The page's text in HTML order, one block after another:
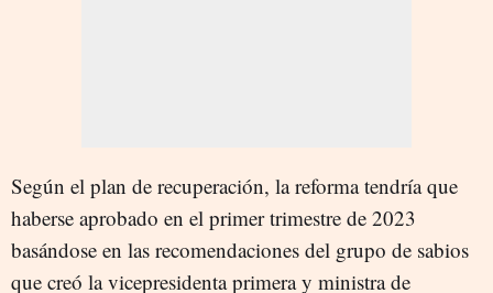
Según el plan de recuperación, la reforma tendría que
haberse aprobado en el primer trimestre de 2023
basándose en las recomendaciones del grupo de sabios
que creó la vicepresidenta primera y ministra de